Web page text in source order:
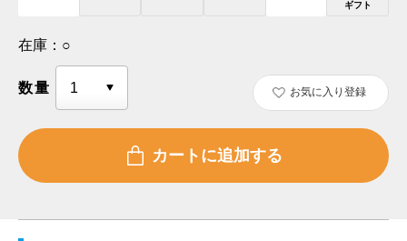
ギフト
在庫： ○
数量 お気に入り登録